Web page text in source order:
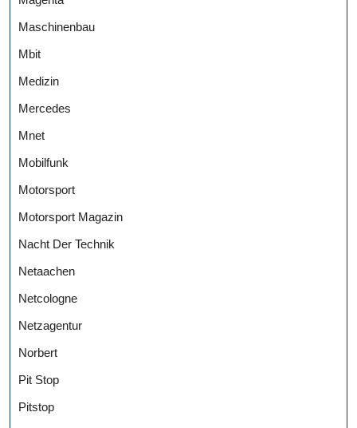
Maschinenbau
Mbit
Medizin
Mercedes
Mnet
Mobilfunk
Motorsport
Motorsport Magazin
Nacht Der Technik
Netaachen
Netcologne
Netzagentur
Norbert
Pit Stop
Pitstop